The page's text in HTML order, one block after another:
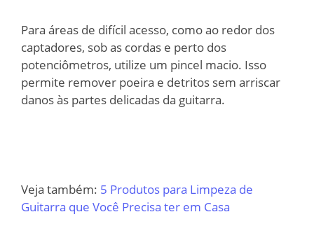
Para áreas de difícil acesso, como ao redor dos
captadores, sob as cordas e perto dos
potenciômetros, utilize um pincel macio. Isso
permite remover poeira e detritos sem arriscar
danos às partes delicadas da guitarra.
Veja também: 5 Produtos para Limpeza de
Guitarra que Você Precisa ter em Casa